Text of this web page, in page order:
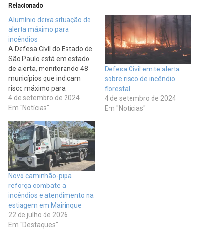
Relacionado
Alumínio deixa situação de
alerta máximo para
incêndios
A Defesa Civil do Estado de
São Paulo está em estado
de alerta, monitorando 48
municípios que indicam
risco máximo para
incêndios. Entre os locais
mais críticos está a cidade
agosto, a cidade enfrentou
pelo menos cinco dias
consecutivos de incêndios
em uma área de…
4 de setembro de 2024
Em "Notícias"
Defesa Civil emite alerta
sobre risco de incêndio
florestal
4 de setembro de 2024
Em "Notícias"
Novo caminhão-pipa
reforça combate a
incêndios e atendimento na
estiagem em Mairinque
22 de julho de 2026
Em "Destaques"